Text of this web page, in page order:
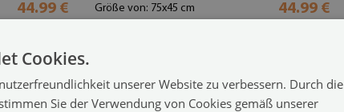
44.99 € Größe von: 75x45 cm 44.99 €
Cookies.
unserer Website zu verbessern. Durch die
Sie der Verwendung von Cookies gemäß unserer